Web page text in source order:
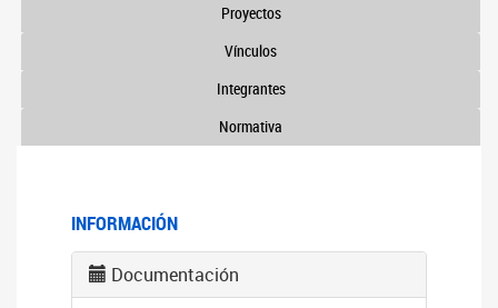
Proyectos
Vínculos
Integrantes
Normativa
INFORMACIÓN
Documentación